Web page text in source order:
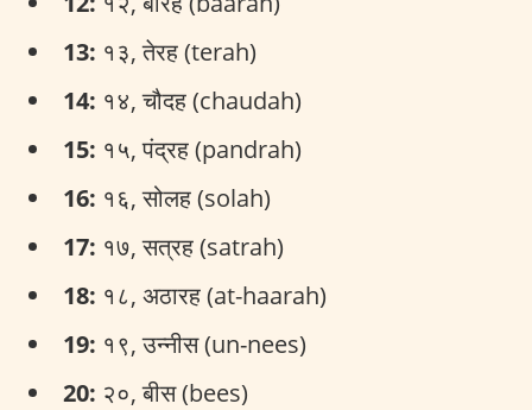
13: १३, तेरह (terah)
14: १४, चौदह (chaudah)
15: १५, पंद्रह (pandrah)
16: १६, सोलह (solah)
17: १७, सत्रह (satrah)
18: १८, अठारह (at-haarah)
19: १९, उन्नीस (un-nees)
20: २०, बीस (bees)